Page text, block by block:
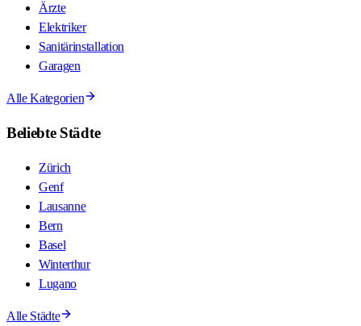
Ärzte
Elektriker
Sanitärinstallation
Garagen
Alle Kategorien
Beliebte Städte
Zürich
Genf
Lausanne
Bern
Basel
Winterthur
Lugano
Alle Städte